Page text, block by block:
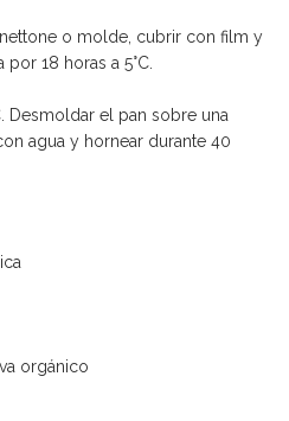
o molde, cubrir con film y
18 horas a 5°C.
Desmoldar el pan sobre una
agua y hornear durante 40
orgánico